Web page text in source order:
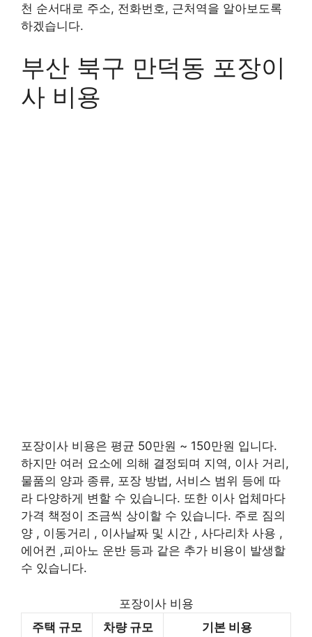
천 순서대로 주소, 전화번호, 근처역을 알아보도록
하겠습니다.
부산 북구 만덕동 포장이
사 비용
포장이사 비용은 평균 50만원 ~ 150만원 입니다.
하지만 여러 요소에 의해 결정되며 지역, 이사 거리,
물품의 양과 종류, 포장 방법, 서비스 범위 등에 따
라 다양하게 변할 수 있습니다. 또한 이사 업체마다
가격 책정이 조금씩 상이할 수 있습니다. 주로 짐의
양 , 이동거리 , 이사날짜 및 시간 , 사다리차 사용 ,
에어컨 ,피아노 운반 등과 같은 추가 비용이 발생할
수 있습니다.
포장이사 비용
주택 규모
차량 규모 기본 비용